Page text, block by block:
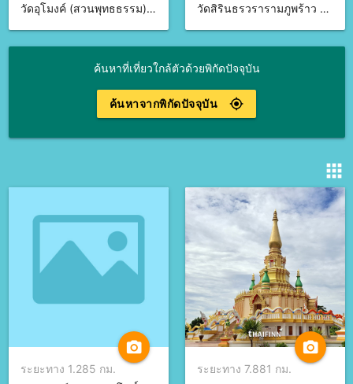
วัดอุโมงค์ (สวนพุทธธรรม) จ.เชียงใหม่ วัดสิรินธรวรารามภูพร้าว จ.อุบลราชธานี
ค้นหาที่เที่ยวใกล้ตัวด้วยพิกัดปัจจุบัน
gps_fixed
ค้นหาจากพิกัดปัจจุบัน
apps
camera_alt
ระยะทาง 1.285 กม.
camera_alt
ระยะทาง 7.881 กม.